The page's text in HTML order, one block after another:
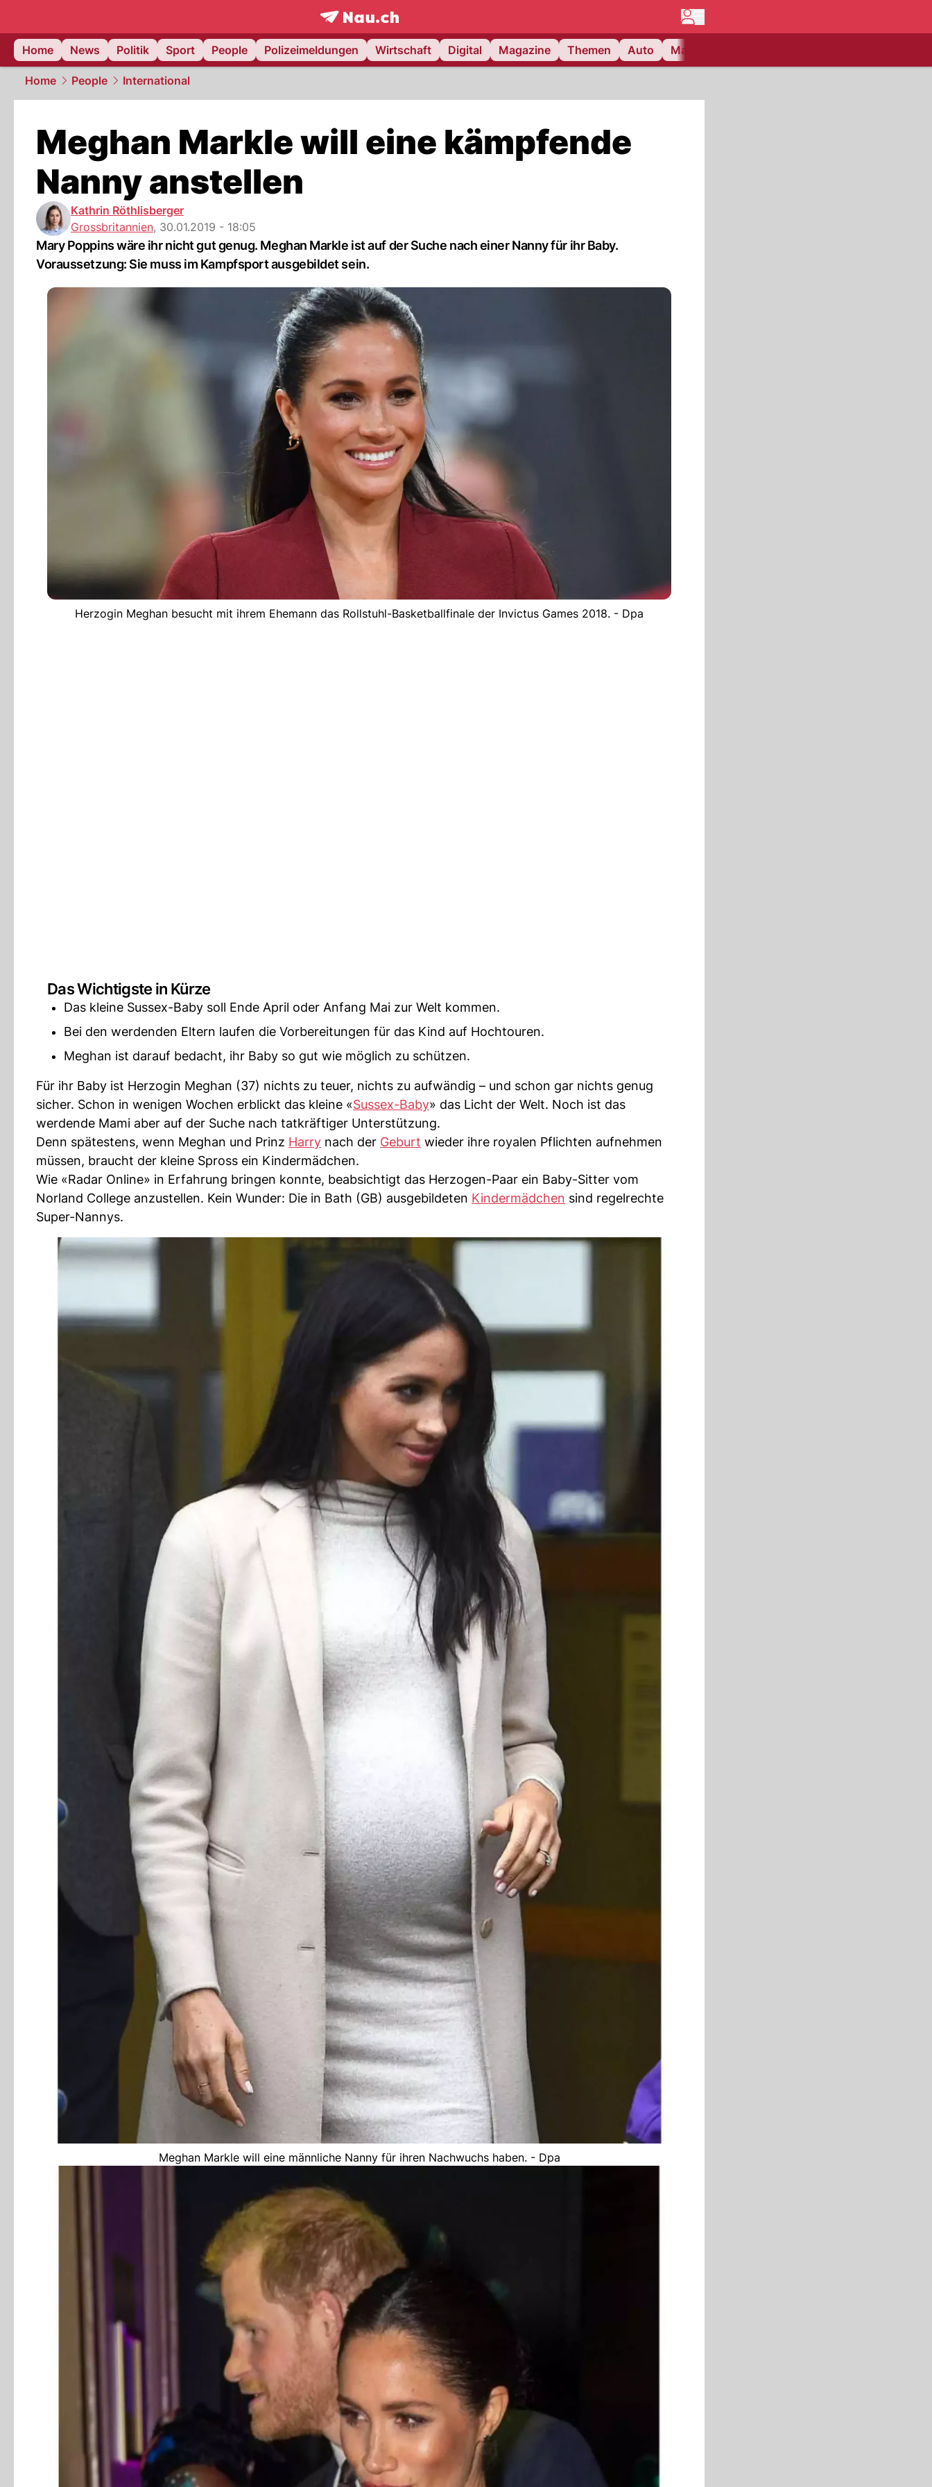
frontpage.NAU.ch
Home
News Politik Sport People Polizeimeldungen Wirtschaft Digital Magazine Themen Auto Matchcenter
Home People International
Meghan Markle will eine kämpfende
Nanny anstellen
Kathrin Röthlisberger
Grossbritannien, 30.01.2019 - 18:05
Mary Poppins wäre ihr nicht gut genug. Meghan Markle ist auf der Suche nach einer Nanny für ihr Baby.
Voraussetzung: Sie muss im Kampfsport ausgebildet sein.
Herzogin Meghan besucht mit ihrem Ehemann das Rollstuhl-Basketballfinale der Invictus Games 2018. - Dpa
Das Wichtigste in Kürze
Das kleine Sussex-Baby soll Ende April oder Anfang Mai zur Welt kommen.
Bei den werdenden Eltern laufen die Vorbereitungen für das Kind auf Hochtouren.
Meghan ist darauf bedacht, ihr Baby so gut wie möglich zu schützen.
Für ihr Baby ist Herzogin Meghan (37) nichts zu teuer, nichts zu aufwändig – und schon gar nichts genug
sicher. Schon in wenigen Wochen erblickt das kleine «Sussex-Baby» das Licht der Welt. Noch ist das
werdende Mami aber auf der Suche nach tatkräftiger Unterstützung.
Denn spätestens, wenn Meghan und Prinz Harry nach der Geburt wieder ihre royalen Pflichten aufnehmen
müssen, braucht der kleine Spross ein Kindermädchen.
Wie «Radar Online» in Erfahrung bringen konnte, beabsichtigt das Herzogen-Paar ein Baby-Sitter vom
Norland College anzustellen. Kein Wunder: Die in Bath (GB) ausgebildeten Kindermädchen sind regelrechte
Super-Nannys.
Meghan Markle will eine männliche Nanny für ihren Nachwuchs haben. - Dpa